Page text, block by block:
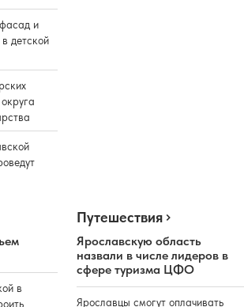
и
детской
в
Путешествия
Ярославскую область
назвали в числе лидеров в
сфере туризма ЦФО
Ярославцы смогут оплачивать